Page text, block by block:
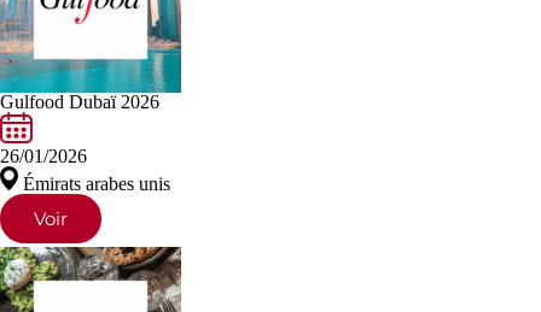
Gulfood Dubaï 2026
26/01/2026
Émirats arabes unis
Voir